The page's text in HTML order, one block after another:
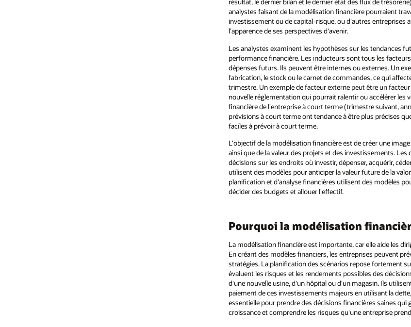
analystes faisant de la modélisation financière pourraient
investissement ou de capital-risque, ou d'autres entreprises
l'apparence de ses perspectives d'avenir.
Les analystes examinent les hypothèses sur les tendances
performance financière. Les inducteurs sont tous les
dépenses futurs. Ils peuvent être internes ou externes. Un
fabrication, le stock ou le carnet de commandes, ce qui
trimestre. Un exemple de facteur externe peut être un
nouvelle réglementation qui pourrait ralentir ou accélérer les
financière de l'entreprise à court terme (trimestre suivant,
prévisions à court terme ont tendance à être plus précises
faciles à prévoir à court terme.
L'objectif de la modélisation financière est de créer une
ainsi que de la valeur des projets et des investissements.
décisions sur les endroits où investir, dépenser, acquérir,
utilisent des modèles pour anticiper la valeur future de la
planification et d'analyse financières utilisent des modèles
décider des budgets et allouer l'effectif.
Pourquoi la modélisation
La modélisation financière est importante, car elle aide les
En créant des modèles financiers, les entreprises peuvent
stratégies. La planification des scénarios repose fortement
évaluent les risques et les rendements possibles des
d'une nouvelle usine, d'un hôpital ou d'un magasin. Ils
paiement de ces investissements majeurs en utilisant la
essentielle pour prendre des décisions financières saines
croissance et comprendre les risques qu'une entreprise